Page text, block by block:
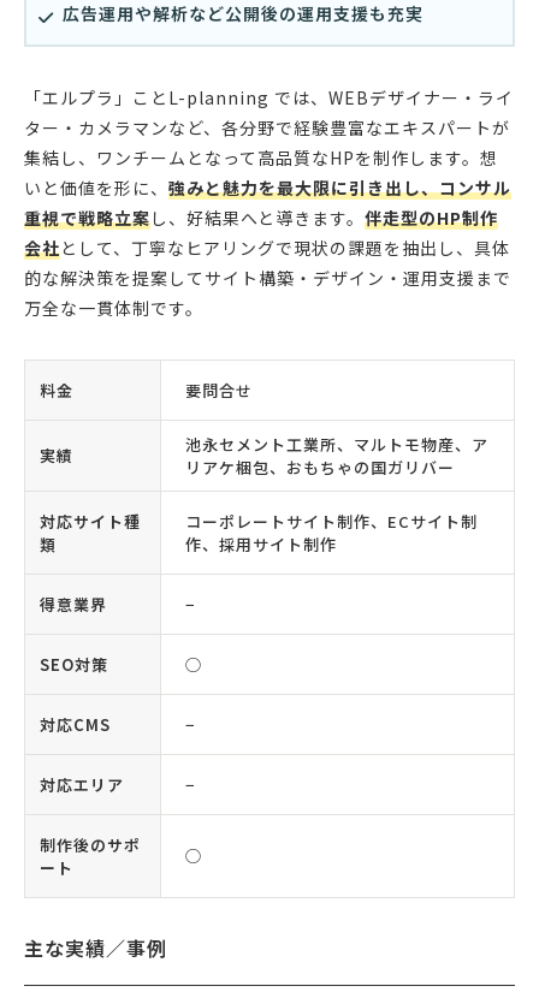
広告運用や解析など公開後の運用支援も充実
「エルプラ」ことL-planning では、WEBデザイナー・ライ
ター・カメラマンなど、各分野で経験豊富なエキスパートが
集結し、ワンチームとなって高品質なHPを制作します。想
いと価値を形に、 強みと魅力を最大限に引き出し、コンサル
重視で戦略立案し、好結果へと導きます。 伴走型のHP制作
会社として、丁寧なヒアリングで現状の課題を抽出し、具体
的な解決策を提案してサイト構築・デザイン・運用支援まで
万全な一貫体制です。
料金 要問合せ
実績
池永セメント工業所、マルトモ物産、ア
リアケ梱包、おもちゃの国ガリバー
対応サイト種
類
コーポレートサイト制作、ECサイト制
作、採用サイト制作
得意業界 −
SEO対策 ◯
対応CMS −
対応エリア −
制作後のサポ
ート
◯
主な実績／事例